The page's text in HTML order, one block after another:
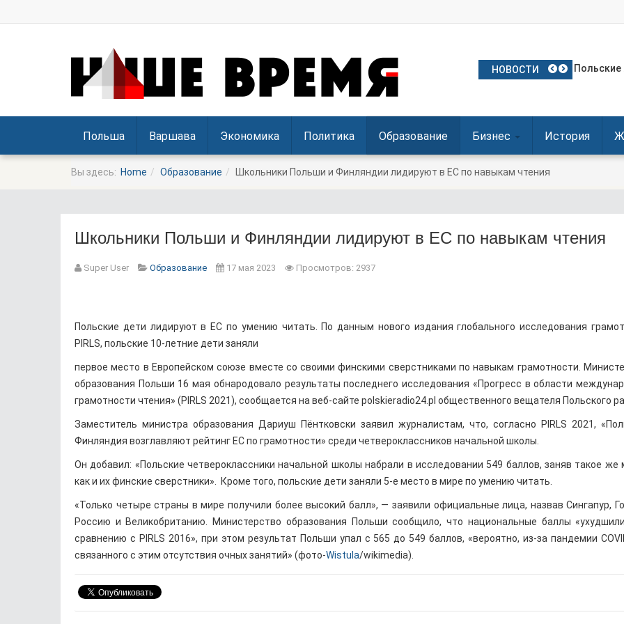
НОВОСТИ Частое
Польские
Посол
Польша
Польша
Польша Варшава Экономика Политика Образование Бизнес История
Вы здесь: Home Образование Школьники Польши и Финляндии лидируют в ЕС по навыкам чтения
Школьники Польши и Финляндии лидируют в ЕС по навыкам чтения
Super User Образование 17 мая 2023 Просмотров: 2937
Польские дети лидируют в ЕС по умению читать. По данным нового издания глобального исследования
PIRLS, польские 10-летние дети заняли
первое место в Европейском союзе вместе со своими финскими сверстниками по навыкам грамотности.
образования Польши 16 мая обнародовало результаты последнего исследования «Прогресс в области
грамотности чтения» (PIRLS 2021), сообщается на веб-сайте polskieradio24.pl общественного вещателя Польского
Заместитель министра образования Дариуш Пёнтковски заявил журналистам, что, согласно PIRLS 2021,
Финляндия возглавляют рейтинг ЕС по грамотности» среди четвероклассников начальной школы.
Он добавил: «Польские четвероклассники начальной школы набрали в исследовании 549 баллов, заняв такое же
как и их финские сверстники». Кроме того, польские дети заняли 5-е место в мире по умению читать.
«Только четыре страны в мире получили более высокий балл», — заявили официальные лица, назвав Сингапур,
Россию и Великобританию. Министерство образования Польши сообщило, что национальные баллы
сравнению с PIRLS 2016», при этом результат Польши упал с 565 до 549 баллов, «вероятно, из-за пандемии
связанного с этим отсутствия очных занятий» (фото-Wistula/wikimedia).
PrevNext